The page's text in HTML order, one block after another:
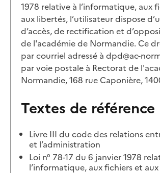
1978 relative à l’informatique, aux
aux libertés, l’utilisateur dispose
d’accès, de rectification et
de l'académie de Normandie. Ce
par courriel adressé à dpd@ac-
par voie postale à Rectorat de
Normandie, 168 rue Caponière,
Textes de référence
Livre III du code des relations
et l’administration
Loi n° 78-17 du 6 janvier 1978
l’informatique, aux fichiers et